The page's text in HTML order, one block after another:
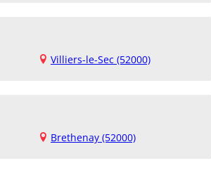
Villiers-le-Sec (52000)
Brethenay (52000)